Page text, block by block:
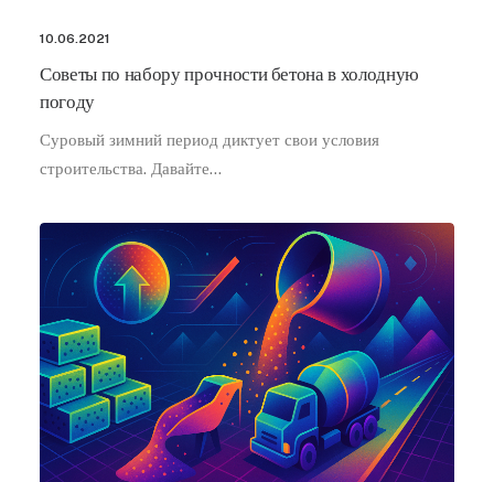
10.06.2021
Советы по набору прочности бетона в холодную
погоду
Суровый зимний период диктует свои условия
строительства. Давайте…